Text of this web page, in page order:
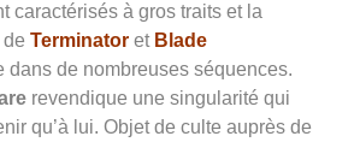
caractérisés à gros traits et la
Terminator et Blade
dans de nombreuses séquences.
revendique une singularité qui
qu’à lui. Objet de culte auprès de